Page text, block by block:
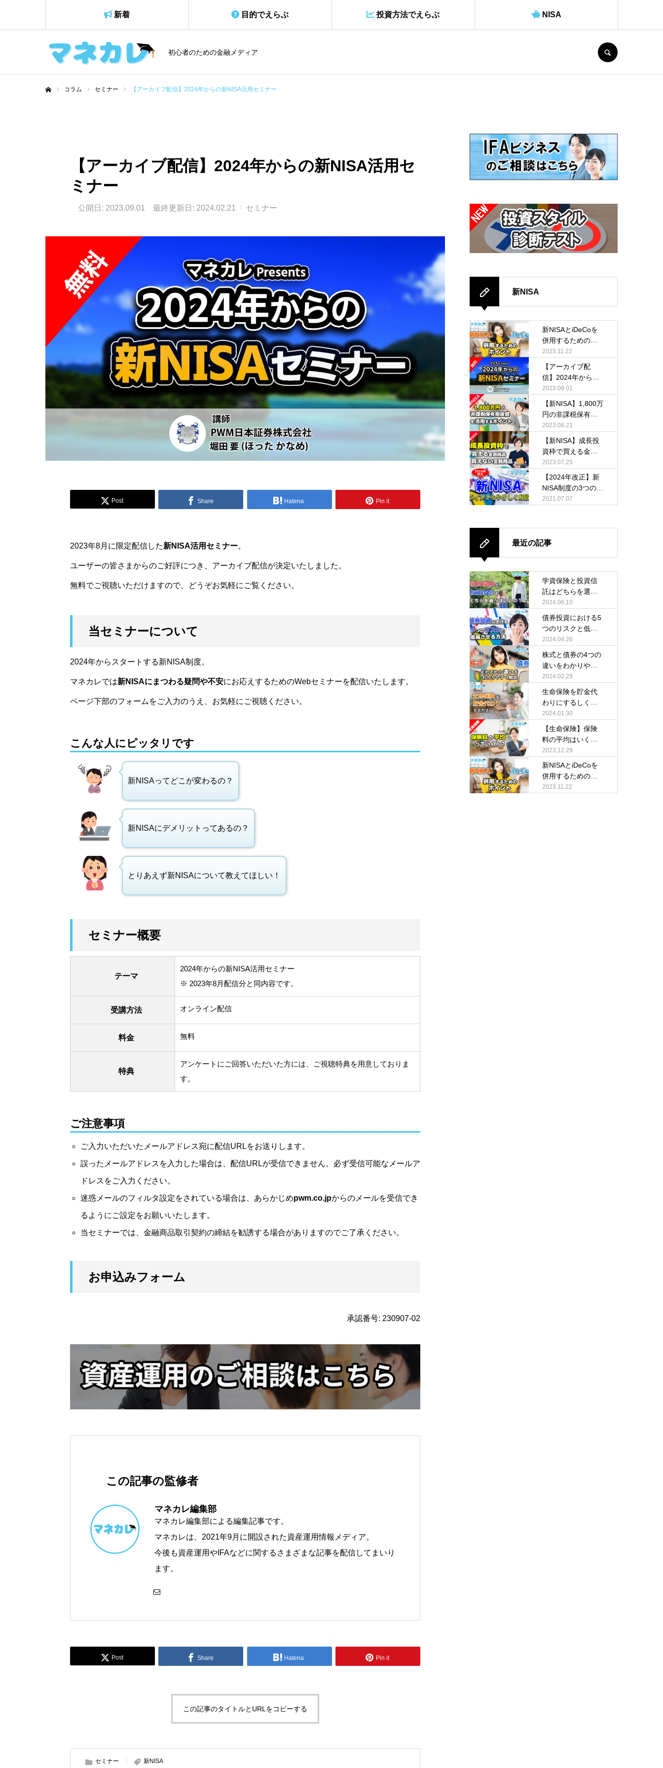
初心者のための金融メディア
新着 目的でえらぶ 投資方法でえらぶ NISA
コラム セミナー 【アーカイブ配信】2024年からの新NISA活用セミナー
【アーカイブ配信】2024年からの新NISA活用セ
ミナー
公開日: 2023.09.01 最終更新日: 2024.02.21 セミナー
Post Share Hatena Pin it
2023年8月に限定配信した新NISA活用セミナー。
ユーザーの皆さまからのご好評につき、アーカイブ配信が決定いたしました。
無料でご視聴いただけますので、どうぞお気軽にご覧ください。
当セミナーについて
2024年からスタートする新NISA制度。
マネカレでは新NISAにまつわる疑問や不安にお応えするためのWebセミナーを配信いたします。
ページ下部のフォームをご入力のうえ、お気軽にご視聴ください。
こんな人にピッタリです
新NISAってどこが変わるの？
新NISAにデメリットってあるの？
とりあえず新NISAについて教えてほしい！
セミナー概要
テーマ
2024年からの新NISA活用セミナー
※ 2023年8月配信分と同内容です。
受講方法 オンライン配信
料金 無料
特典
アンケートにご回答いただいた方には、ご視聴特典を用意しておりま
す。
ご注意事項
ご入力いただいたメールアドレス宛に配信URLをお送りします。
誤ったメールアドレスを入力した場合は、配信URLが受信できません。必ず受信可能なメールア
ドレスをご入力ください。
迷惑メールのフィルタ設定をされている場合は、あらかじめpwm.co.jpからのメールを受信でき
るようにご設定をお願いいたします。
当セミナーでは、金融商品取引契約の締結を勧誘する場合がありますのでご了承ください。
お申込みフォーム
承認番号: 230907-02
この記事の監修者
マネカレ編集部
マネカレ編集部による編集記事です。
マネカレは、2021年9月に開設された資産運用情報メディア。
今後も資産運用やIFAなどに関するさまざまな記事を配信してまいり
ます。
Post Share Hatena Pin it
この記事のタイトルとURLをコピーする
セミナー 新NISA
新NISA
新NISAとiDeCoを
併用するためのポ
イント
2023.11.22
【アーカイブ配
信】2024年からの
新NISA活用セミナ
ー
2023.09.01
【新NISA】1,800万
円の非課税保有限
度額を活用するポ
イント
2023.08.21
【新NISA】成長投
資枠で買える金融
商品・買えない金
融商品
2023.07.25
【2024年改正】新
NISA制度の3つのポ
イントをやさしく
2021.07.07
最近の記事
学資保険と投資信
託はどちらを選べ
ばいいの？
2024.06.10
債券投資における5
つのリスクと低減
させる方法
2024.04.26
株式と債券の4つの
違いをわかりやす
く解説
2024.02.29
生命保険を貯金代
わりにするしくみ
を解説
2024.01.30
【生命保険】保険
料の平均はいく
ら？
2023.12.29
新NISAとiDeCoを
併用するためのポ
イント
2023.11.22